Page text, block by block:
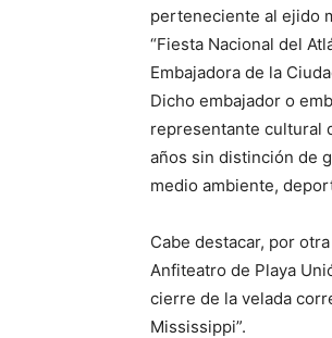
perteneciente al ejido
“Fiesta Nacional del
Embajadora de la
Dicho embajador o
representante cultural
años sin distinción de
medio ambiente,
Cabe destacar, por
Anfiteatro de Playa
cierre de la velada
Mississippi”.